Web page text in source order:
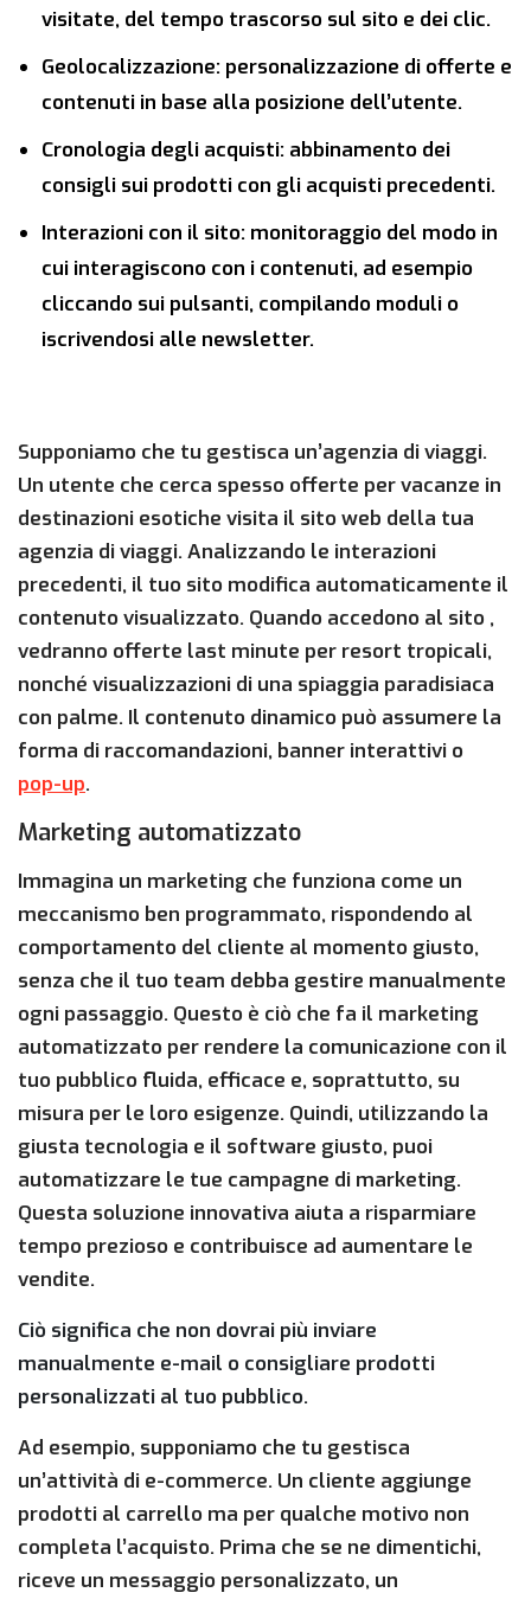
visitate, del tempo trascorso sul sito e dei clic.
Geolocalizzazione: personalizzazione di offerte e
contenuti in base alla posizione dell’utente.
Cronologia degli acquisti: abbinamento dei
consigli sui prodotti con gli acquisti precedenti.
Interazioni con il sito: monitoraggio del modo in
cui interagiscono con i contenuti, ad esempio
cliccando sui pulsanti, compilando moduli o
iscrivendosi alle newsletter.
Supponiamo che tu gestisca un’agenzia di viaggi.
Un utente che cerca spesso offerte per vacanze in
destinazioni esotiche visita il sito web della tua
agenzia di viaggi. Analizzando le interazioni
precedenti, il tuo sito modifica automaticamente il
contenuto visualizzato. Quando accedono al sito ,
vedranno offerte last minute per resort tropicali,
nonché visualizzazioni di una spiaggia paradisiaca
con palme. Il contenuto dinamico può assumere la
forma di raccomandazioni, banner interattivi o
pop-up.
Marketing automatizzato
Immagina un marketing che funziona come un
meccanismo ben programmato, rispondendo al
comportamento del cliente al momento giusto,
senza che il tuo team debba gestire manualmente
ogni passaggio. Questo è ciò che fa il marketing
automatizzato per rendere la comunicazione con il
tuo pubblico fluida, efficace e, soprattutto, su
misura per le loro esigenze. Quindi, utilizzando la
giusta tecnologia e il software giusto, puoi
automatizzare le tue campagne di marketing.
Questa soluzione innovativa aiuta a risparmiare
tempo prezioso e contribuisce ad aumentare le
vendite.
Ciò significa che non dovrai più inviare
manualmente e-mail o consigliare prodotti
personalizzati al tuo pubblico.
Ad esempio, supponiamo che tu gestisca
un’attività di e-commerce. Un cliente aggiunge
prodotti al carrello ma per qualche motivo non
completa l’acquisto. Prima che se ne dimentichi,
riceve un messaggio personalizzato, un